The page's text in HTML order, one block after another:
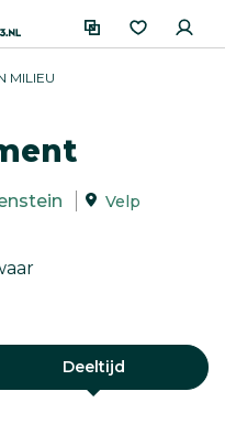
MILIEU
Velp
Deeltijd